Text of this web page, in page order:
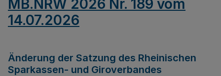
MB.NRW 2026 Nr. 189 vom
14.07.2026
Änderung der Satzung des Rheinischen
Sparkassen- und Giroverbandes